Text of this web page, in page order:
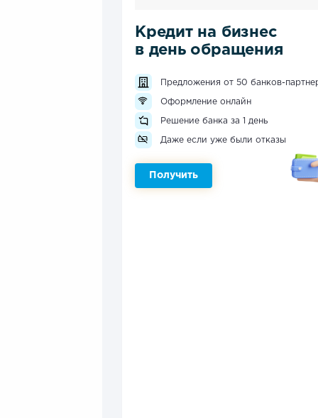
Кредит на бизнес
в день обращения
Предложения от 50 банков-
Оформление онлайн
Решение банка за 1 день
Даже если уже были отказы
Получить